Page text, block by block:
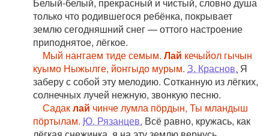
только что родившегося ребёнка, покрывает
землю сегодняшний снег — оттого настроение
приподнятое, лёгкое.
Мый наҥгаем тиде семым. Лай кечыйол гычын
куымо Ныжылге, йоҥгыдо мурым. З. Краснов. Я
заберу с собой эту мелодию. Сотканную из лёгких,
солнечных лучей нежную, звонкую песню.
Садаклай чинче лумла пӧрдын, Ты мландыш
пӧртылам. Ю. Рязанцев. Всё равно, кружась, как